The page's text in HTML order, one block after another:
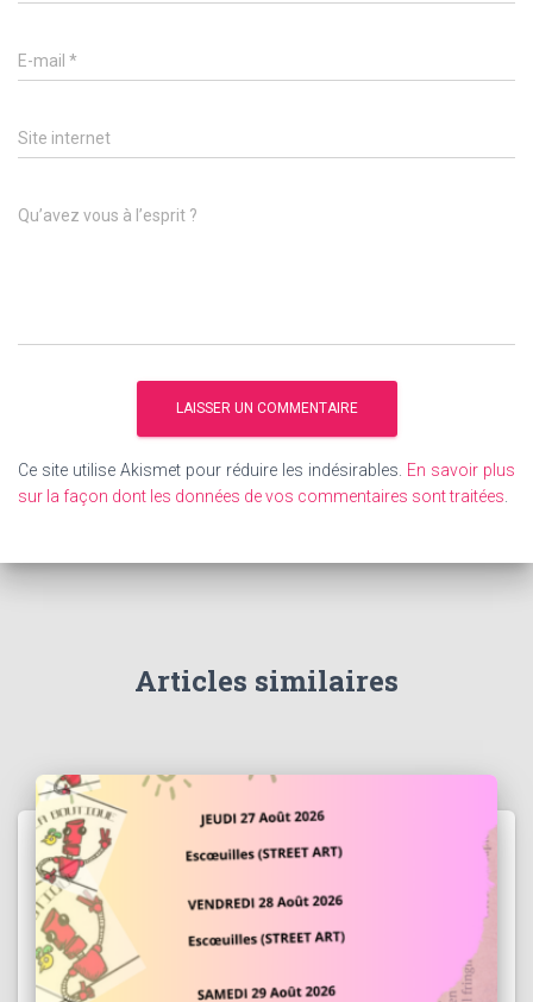
E-mail *
Site internet
Qu’avez vous à l’esprit ?
Ce site utilise Akismet pour réduire les indésirables. En savoir plus
sur la façon dont les données de vos commentaires sont traitées
Articles similaires